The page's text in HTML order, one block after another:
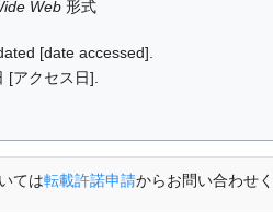
Web 形式
[date accessed].
[アクセス日].
ては転載許諾申請からお問い合わせく